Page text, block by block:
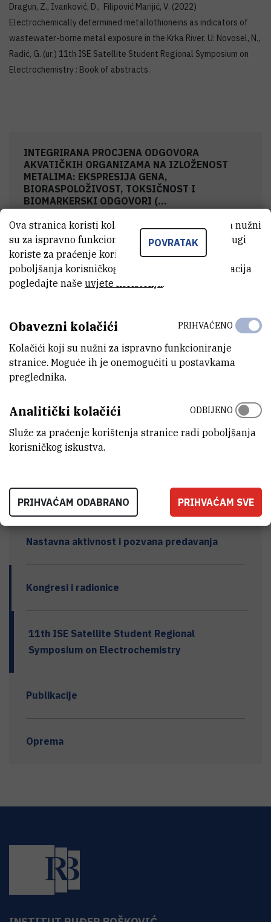
Dragun, Z., Ivanković, D., Filipović Marijić, V. (2022)
Electrochemically determined metallothioneins as indicators of
wastewater-borne metal exposure in the Krka River. U: Novosel, N.,
Radić, G. (ur.) 11th ISE Satellite Student Regional Symposium on
Electrochemistry : Book of abstracts.
INTEGRIRANA PROCJENA ODGOVORA
AKVATIČKIH ORGANIZAMA NA IZLOŽENOST
METALIMA: EKSPRESIJA GENA,
BIORASPOLOŽIVOST, TOKSIČNOST I
BIOMARKERSKI ODGOVORI (...
Terenski rad
Projektni sastanci
Tečajevi i usavršavanja
Mediji
Popularizacija znanosti
Nastavna aktivnost i pozvana predavanja
Kongresi i radionice
11th ISE Satellite Student Regional
Symposium on Electrochemistry
Publikacije
Oprema
POVRATAK
Ova stranica koristi kolačiće. Neki od tih kolačića nužni
su za ispravno funkcioniranje stranice, dok se drugi
koriste za praćenje korištenja stranice radi
poboljšanja korisničkog iskustva. Za više informacija
pogledajte naše uvjete korištenja
Obavezni kolačići
Kolačići koji su nužni za ispravno funkcioniranje
stranice. Moguće ih je onemogućiti u postavkama
preglednika.
PRIHVAĆENO
Analitički kolačići
Služe za praćenje korištenja stranice radi poboljšanja
korisničkog iskustva.
ODBIJENO
PRIHVAĆAM ODABRANO PRIHVAĆAM SVE